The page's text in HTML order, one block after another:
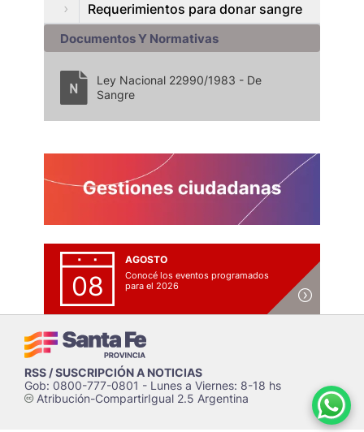
Requerimientos para donar sangre
Documentos Y Normativas
Ley Nacional 22990/1983 - De
Sangre
08
AGOSTO
Conocé los eventos programados
para el 2026
RSS / SUSCRIPCIÓN A NOTICIAS
Gob: 0800-777-0801 - Lunes a Viernes: 8-18 hs
cAtribución-CompartirIgual 2.5 Argentina